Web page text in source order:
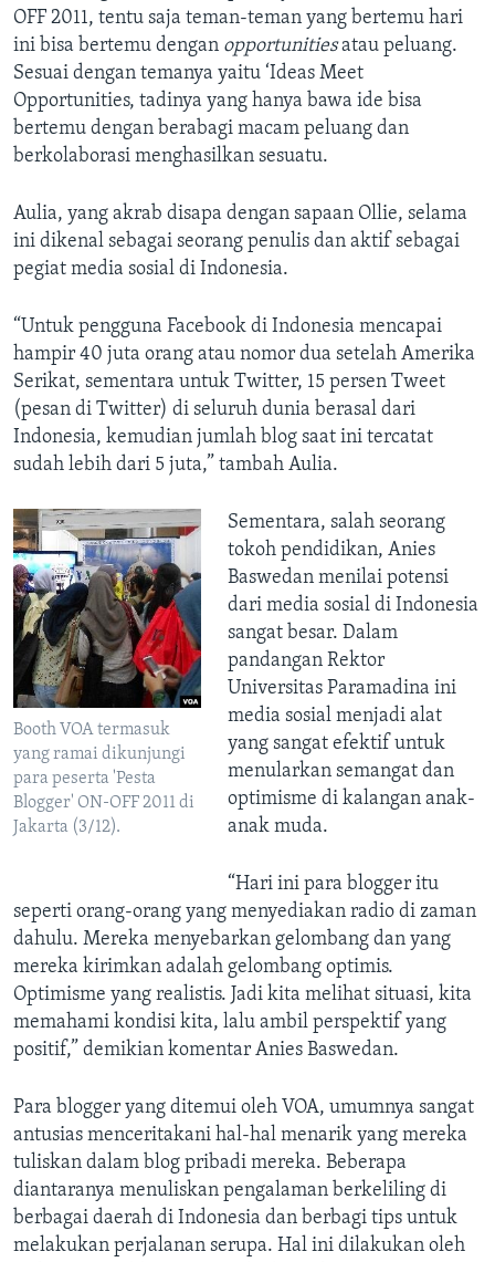
OFF 2011, tentu saja teman-teman yang bertemu hari
ini bisa bertemu dengan opportunitiesatau peluang.
Sesuai dengan temanya yaitu ‘Ideas Meet
Opportunities, tadinya yang hanya bawa ide bisa
bertemu dengan berabagi macam peluang dan
berkolaborasi menghasilkan sesuatu.
Aulia, yang akrab disapa dengan sapaan Ollie, selama
ini dikenal sebagai seorang penulis dan aktif sebagai
pegiat media sosial di Indonesia.
“Untuk pengguna Facebook di Indonesia mencapai
hampir 40 juta orang atau nomor dua setelah Amerika
Serikat, sementara untuk Twitter, 15 persen Tweet
(pesan di Twitter) di seluruh dunia berasal dari
Indonesia, kemudian jumlah blog saat ini tercatat
sudah lebih dari 5 juta,” tambah Aulia.
Booth VOA termasuk
yang ramai dikunjungi
para peserta 'Pesta
Blogger' ON-OFF 2011 di
Jakarta (3/12).
Sementara, salah seorang
tokoh pendidikan, Anies
Baswedan menilai potensi
dari media sosial di Indonesia
sangat besar. Dalam
pandangan Rektor
Universitas Paramadina ini
media sosial menjadi alat
yang sangat efektif untuk
menularkan semangat dan
optimisme di kalangan anak-
anak muda.
“Hari ini para blogger itu
seperti orang-orang yang menyediakan radio di zaman
dahulu. Mereka menyebarkan gelombang dan yang
mereka kirimkan adalah gelombang optimis.
Optimisme yang realistis. Jadi kita melihat situasi, kita
memahami kondisi kita, lalu ambil perspektif yang
positif,” demikian komentar Anies Baswedan.
Para blogger yang ditemui oleh VOA, umumnya sangat
antusias menceritakani hal-hal menarik yang mereka
tuliskan dalam blog pribadi mereka. Beberapa
diantaranya menuliskan pengalaman berkeliling di
berbagai daerah di Indonesia dan berbagi tips untuk
melakukan perjalanan serupa. Hal ini dilakukan oleh